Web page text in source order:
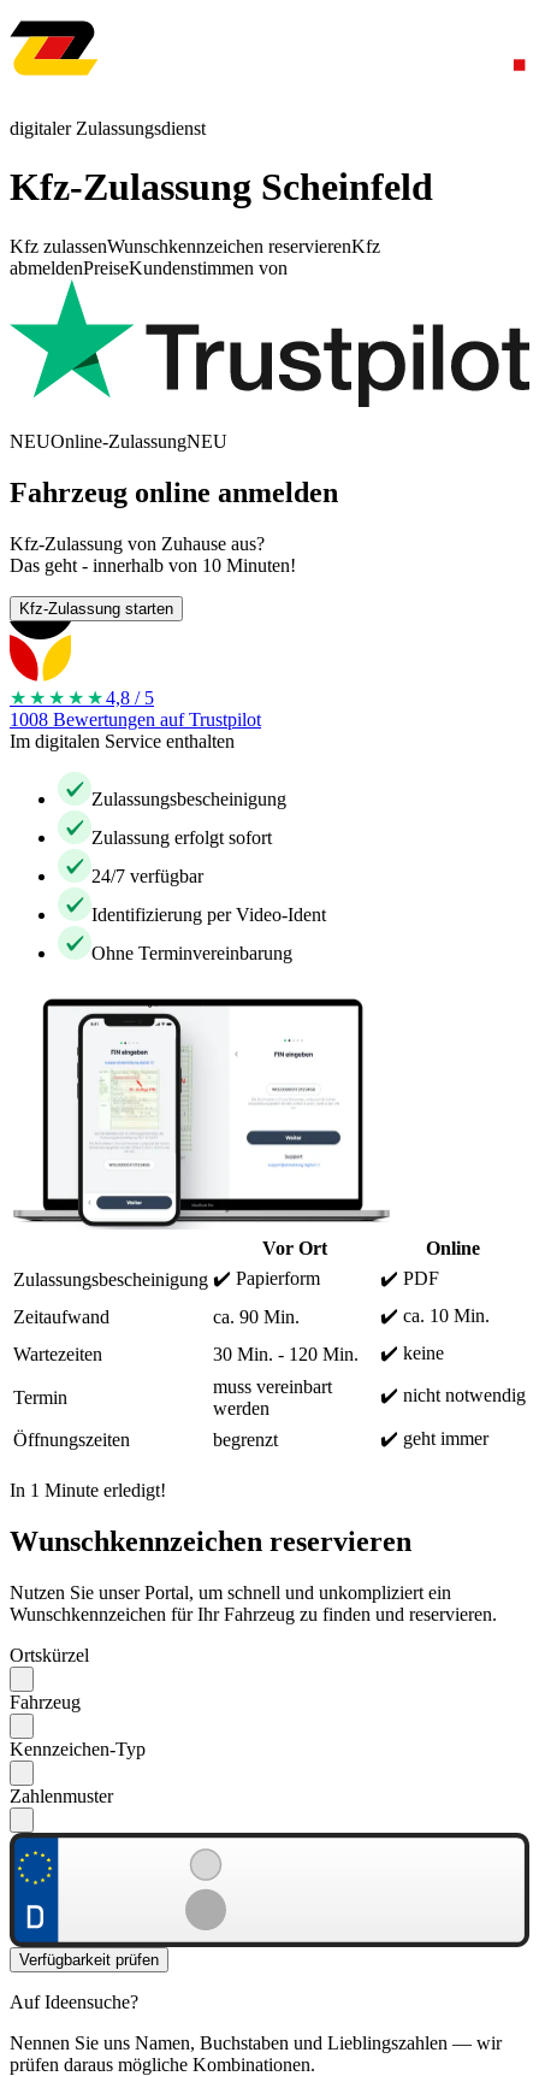
digitaler Zulassungsdienst
Kfz-Zulassung Scheinfeld
Kfz zulassenWunschkennzeichen reservierenKfz
abmeldenPreiseKundenstimmen von
NEUOnline-ZulassungNEU
Fahrzeug online anmelden
Kfz-Zulassung von Zuhause aus?
Das geht - innerhalb von 10 Minuten!
Kfz-Zulassung starten
★★★★ ★4,8 / 5
1008 Bewertungen auf Trustpilot
Im digitalen Service enthalten
Zulassungsbescheinigung
Zulassung erfolgt sofort
24/7 verfügbar
Identifizierung per Video-Ident
Ohne Terminvereinbarung
Vor Ort
Online
Zulassungsbescheinigung ✔️ Papierform
✔️ PDF
Zeitaufwand
ca. 90 Min.
✔️ ca. 10 Min.
Wartezeiten
30 Min. - 120 Min. ✔️ keine
Termin
muss vereinbart
werden
✔️ nicht notwendig
Öffnungszeiten begrenzt ✔️ geht immer
In 1 Minute erledigt!
Wunschkennzeichen reservieren
Nutzen Sie unser Portal, um schnell und unkompliziert ein
Wunschkennzeichen für Ihr Fahrzeug zu finden und reservieren.
Ortskürzel
Fahrzeug
Kennzeichen-Typ
Zahlenmuster
Verfügbarkeit prüfen
Auf Ideensuche?
Nennen Sie uns Namen, Buchstaben und Lieblingszahlen — wir
prüfen daraus mögliche Kombinationen.